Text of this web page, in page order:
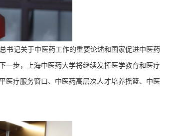
书记关于中医药工作的重要论述和国家促进中医药
一步，上海中医药大学将继续发挥医学教育和医疗
医疗服务窗口、中医药高层次人才培养摇篮、中医